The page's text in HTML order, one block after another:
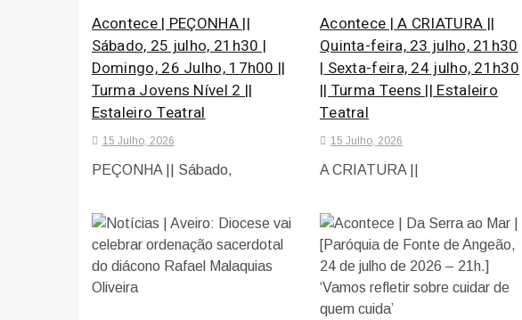
Acontece | PEÇONHA ||
Sábado, 25 julho, 21h30 |
Domingo, 26 Julho, 17h00 ||
Turma Jovens Nível 2 ||
Estaleiro Teatral
15 Julho, 2026
PEÇONHA || Sábado,
Acontece | A CRIATURA ||
Quinta-feira, 23 julho, 21h30
| Sexta-feira, 24 julho, 21h30
|| Turma Teens || Estaleiro
Teatral
15 Julho, 2026
A CRIATURA ||